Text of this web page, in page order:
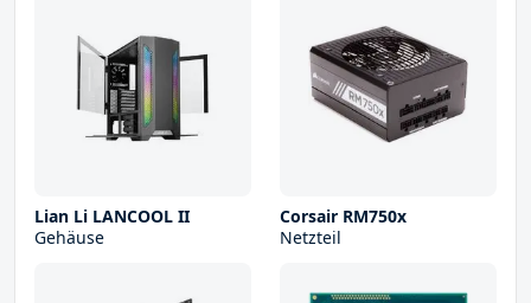
Lian Li LANCOOL II
Gehäuse
Corsair RM750x
Netzteil